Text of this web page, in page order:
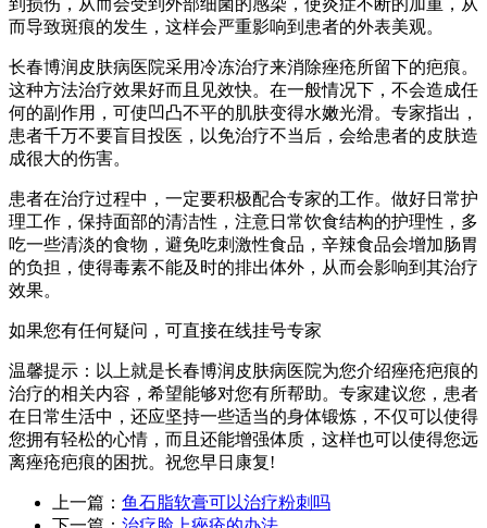
而导致斑痕的发生，这样会严重影响到患者的外表美观。
长春博润皮肤病医院采用冷冻治疗来消除痤疮所留下的疤痕。
这种方法治疗效果好而且见效快。在一般情况下，不会造成任
何的副作用，可使凹凸不平的肌肤变得水嫩光滑。专家指出，
患者千万不要盲目投医，以免治疗不当后，会给患者的皮肤造
成很大的伤害。
患者在治疗过程中，一定要积极配合专家的工作。做好日常护
理工作，保持面部的清洁性，注意日常饮食结构的护理性，多
吃一些清淡的食物，避免吃刺激性食品，辛辣食品会增加肠胃
的负担，使得毒素不能及时的排出体外，从而会影响到其治疗
效果。
如果您有任何疑问，可直接在线挂号专家
温馨提示：以上就是长春博润皮肤病医院为您介绍痤疮疤痕的
治疗的相关内容，希望能够对您有所帮助。专家建议您，患者
在日常生活中，还应坚持一些适当的身体锻炼，不仅可以使得
您拥有轻松的心情，而且还能增强体质，这样也可以使得您远
离痤疮疤痕的困扰。祝您早日康复!
上一篇： 鱼石脂软膏可以治疗粉刺吗